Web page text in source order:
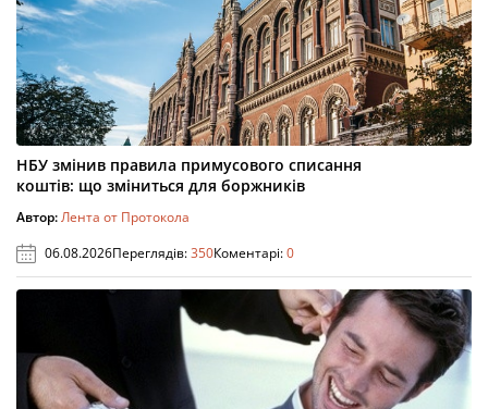
НБУ змінив правила примусового списання
коштів: що зміниться для боржників
Автор:Лента от Протокола
06.08.2026Переглядів:350Коментарі:0